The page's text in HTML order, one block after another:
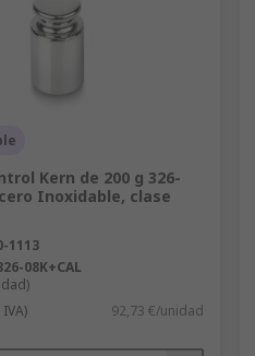
Kern de 200 g 326-
Inoxidable, clase
1113
08K+CAL
92,73 €/unidad